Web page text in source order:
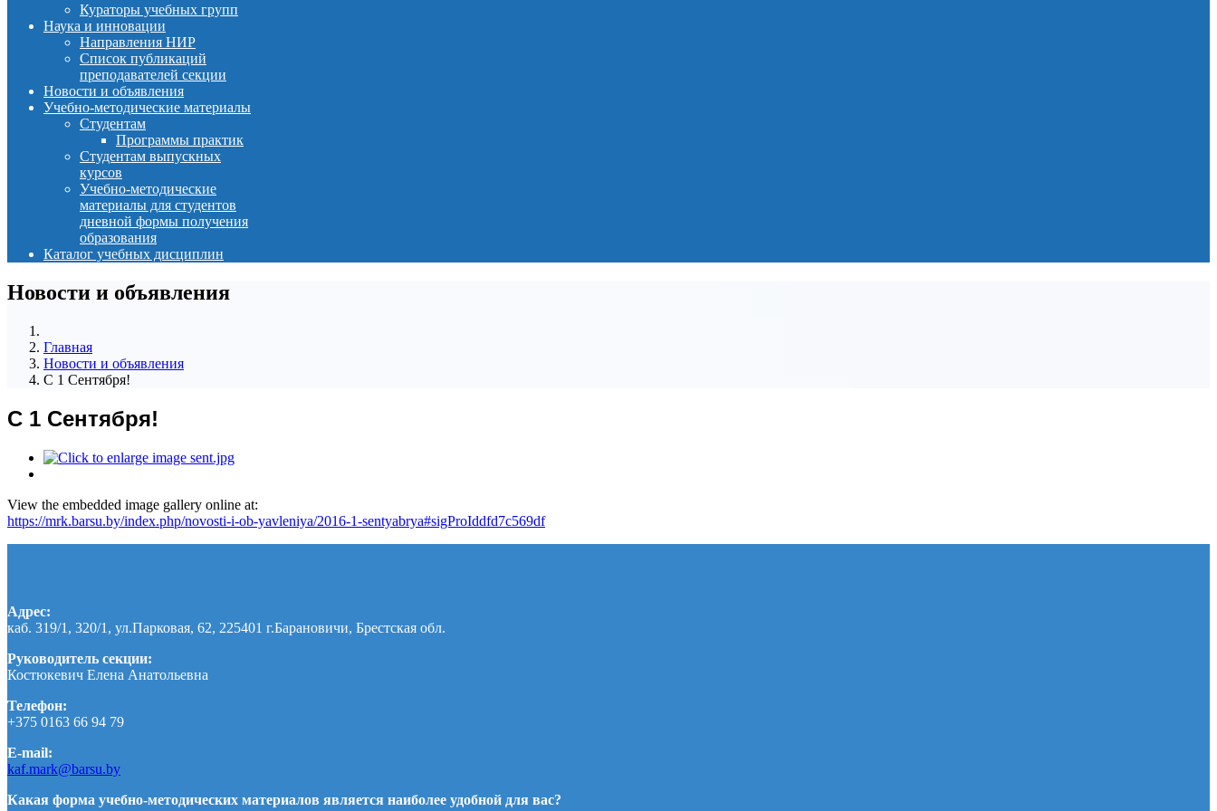
Кураторы учебных групп
Наука и инновации
Направления НИР
Список публикаций
преподавателей секции
Новости и объявления
Учебно-методические материалы
Студентам
Программы практик
Студентам выпускных
курсов
Учебно-методические
материалы для студентов
дневной формы получения
образования
Каталог учебных дисциплин
Новости и объявления
Главная
Новости и объявления
С 1 Сентября!
С 1 Сентября!
View the embedded image gallery online at:
https://mrk.barsu.by/index.php/novosti-i-ob-yavleniya/2016-1-sentyabrya#sigProIddfd7c569df
Адрес:
каб. 319/1, 320/1, ул.Парковая, 62, 225401 г.Барановичи, Брестская обл.
Руководитель секции:
Костюкевич Елена Анатольевна
Телефон:
+375 0163 66 94 79
E-mail:
kaf.mark@barsu.by
Какая форма учебно-методических материалов является наиболее удобной для вас?